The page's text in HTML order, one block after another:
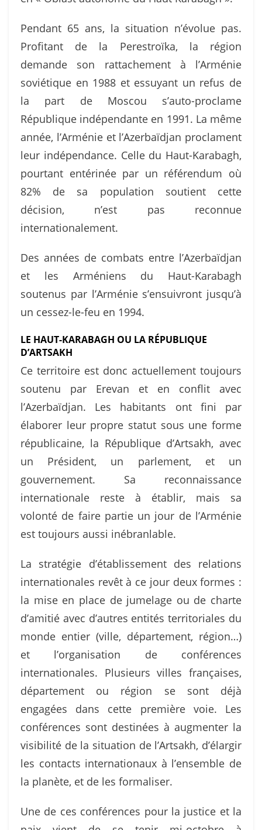
Pendant 65 ans, la situation n’évolue pas.
Profitant de la Perestroïka, la région
demande son rattachement à l’Arménie
soviétique en 1988 et essuyant un refus de
la part de Moscou s’auto-proclame
République indépendante en 1991. La même
année, l’Arménie et l’Azerbaïdjan proclament
leur indépendance. Celle du Haut-Karabagh,
pourtant entérinée par un référendum où
82% de sa population soutient cette
décision, n’est pas reconnue
internationalement.
Des années de combats entre l’Azerbaïdjan
et les Arméniens du Haut-Karabagh
soutenus par l’Arménie s’ensuivront jusqu’à
un cessez-le-feu en 1994.
LE HAUT-KARABAGH OU LA RÉPUBLIQUE
D’ARTSAKH
Ce territoire est donc actuellement toujours
soutenu par Erevan et en conflit avec
l’Azerbaïdjan. Les habitants ont fini par
élaborer leur propre statut sous une forme
républicaine, la République d’Artsakh, avec
un Président, un parlement, et un
gouvernement. Sa reconnaissance
internationale reste à établir, mais sa
volonté de faire partie un jour de l’Arménie
est toujours aussi inébranlable.
La stratégie d’établissement des relations
internationales revêt à ce jour deux formes :
la mise en place de jumelage ou de charte
d’amitié avec d’autres entités territoriales du
monde entier (ville, département, région…)
et l’organisation de conférences
internationales. Plusieurs villes françaises,
département ou région se sont déjà
engagées dans cette première voie. Les
conférences sont destinées à augmenter la
visibilité de la situation de l’Artsakh, d’élargir
les contacts internationaux à l’ensemble de
la planète, et de les formaliser.
Une de ces conférences pour la justice et la